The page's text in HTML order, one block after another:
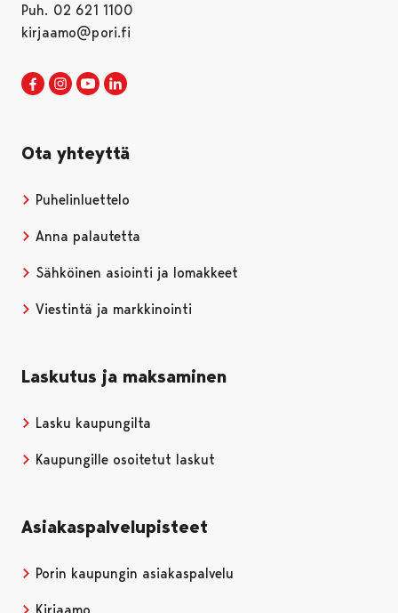
Puh. 02 621 1100
kirjaamo@pori.fi
Porin kaupunki Facebookissa
Avautuu uudessa välilehdessä
Porin kaupunki Instagramissa
Avautuu uudessa välilehdessä
Porin kaupunki Youtubessa
Avautuu uudessa välilehdessä
Ota yhteyttä
Puhelinluettelo
Anna palautetta
Sähköinen asiointi ja lomakkeet
Viestintä ja markkinointi
Laskutus ja maksaminen
Lasku kaupungilta
Kaupungille osoitetut laskut
Asiakaspalvelupisteet
Porin kaupungin asiakaspalvelu